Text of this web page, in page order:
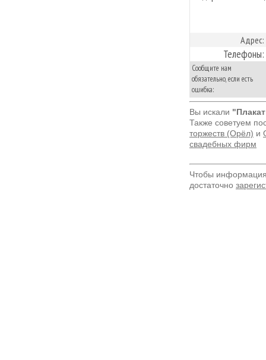
Адрес:
Телефоны:
Сообщите нам
обязательно, если есть
ошибка:
Вы искали
Также советуем
торжеств (Орёл) и
свадебных фирм
Чтобы
достаточно